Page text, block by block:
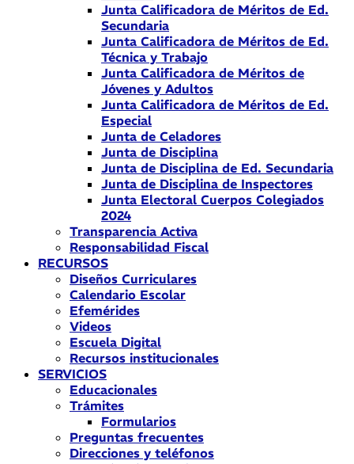
Junta Calificadora de Méritos de Ed.
Secundaria
Junta Calificadora de Méritos de Ed.
Técnica y Trabajo
Junta Calificadora de Méritos de
Jóvenes y Adultos
Junta Calificadora de Méritos de Ed.
Especial
Junta de Celadores
Junta de Disciplina
Junta de Disciplina de Ed. Secundaria
Junta de Disciplina de Inspectores
Junta Electoral Cuerpos Colegiados
2024
Transparencia Activa
Responsabilidad Fiscal
RECURSOS
Diseños Curriculares
Calendario Escolar
Efemérides
Videos
Escuela Digital
Recursos institucionales
SERVICIOS
Educacionales
Trámites
Formularios
Preguntas frecuentes
Direcciones y teléfonos